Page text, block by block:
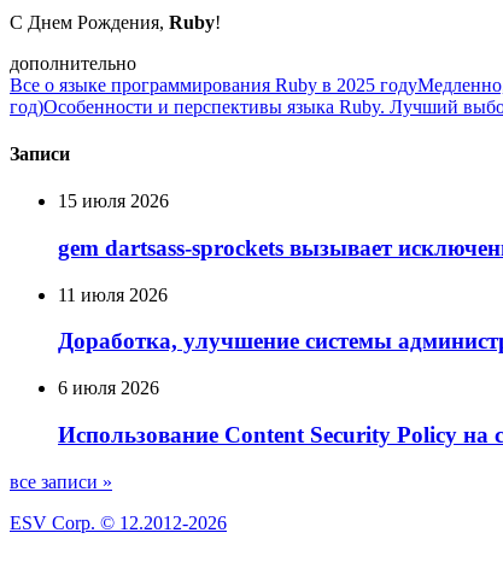
С Днем Рождения, Ruby!
дополнительно
Все о языке программирования Ruby в 2025 году
год)Особенности и перспективы языка Ruby. Лучший
Записи
15 июля 2026
gem dartsass-sprockets вызывает
11 июля 2026
Доработка, улучшение системы
6 июля 2026
Использование Сontent Security Policy на
все записи »
ESV Corp. © 12.2012-2026